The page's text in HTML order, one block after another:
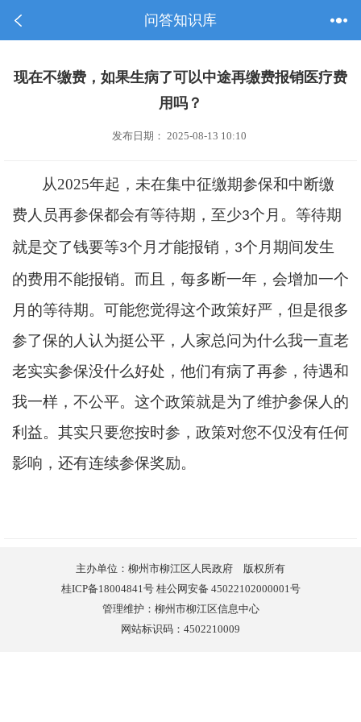
问答知识库
现在不缴费，如果生病了可以中途再缴费报销医疗费
用吗？
发布日期： 2025-08-13 10:10
从2025年起，未在集中征缴期参保和中断缴
费人员再参保都会有等待期，至少3个月。等待期
就是交了钱要等3个月才能报销， 3个月期间发生
的费用不能报销。而且，每多断一年，会增加一个
月的等待期。可能您觉得这个政策好严，但是很多
参了保的人认为挺公平，人家总问为什么我一直老
老实实参保没什么好处，他们有病了再参，待遇和
我一样，不公平。这个政策就是为了维护参保人的
利益。其实只要您按时参，政策对您不仅没有任何
影响，还有连续参保奖励。
主办单位：柳州市柳江区人民政府 版权所有
桂ICP备18004841号 桂公网安备 45022102000001号
管理维护：柳州市柳江区信息中心
网站标识码：4502210009